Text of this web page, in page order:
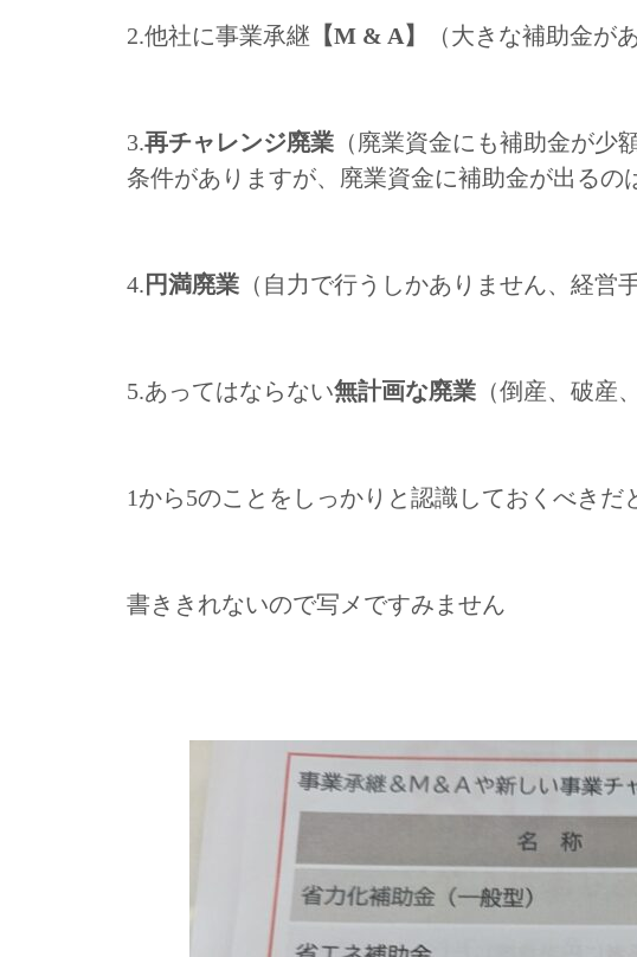
2.他社に事業承継 【M & A】 （大きな補助金が
3.再チャレンジ廃業 （廃業資金にも補助金が
条件がありますが、廃業資金に補助金が出る
4. 円満廃業 （自力で行うしかありません、経営
5.あってはならない無計画な廃業 （倒産、破産
1から5のことをしっかりと認識しておくべきだ
書ききれないので写メですみません